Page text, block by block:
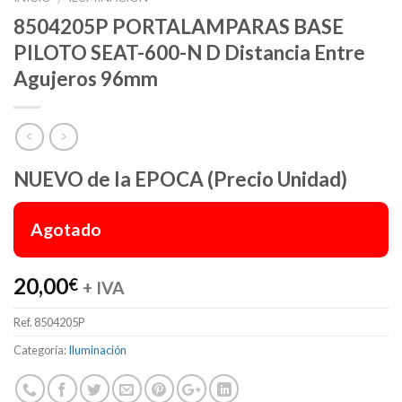
8504205P PORTALAMPARAS BASE
PILOTO SEAT-600-N D Distancia Entre
Agujeros 96mm
NUEVO de la EPOCA (Precio Unidad)
Agotado
20,00€ + IVA
Ref. 8504205P
Categoría:Iluminación